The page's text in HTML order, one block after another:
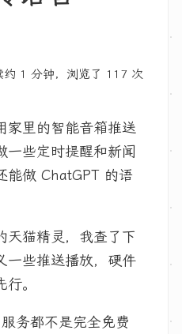
约 1 分钟，浏览了 117 次
家里的智能音箱推送
一些定时提醒和新闻
能做 ChatGPT 的语
天猫精灵，我查了下
一些推送播放，硬件
。
务都不是完全免费